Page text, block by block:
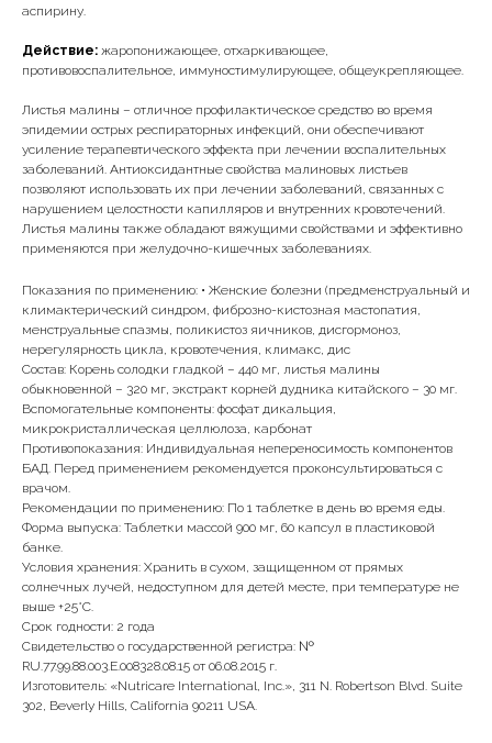
аспирину.
Действие: жаропонижающее, отхаркивающее,
противовоспалительное, иммуностимулирующее, общеукрепляющее.
Листья малины – отличное профилактическое средство во время
эпидемии острых респираторных инфекций, они обеспечивают
усиление терапевтического эффекта при лечении воспалительных
заболеваний. Антиоксидантные свойства малиновых листьев
позволяют использовать их при лечении заболеваний, связанных с
нарушением целостности капилляров и внутренних кровотечений.
Листья малины также обладают вяжущими свойствами и эффективно
применяются при желудочно-кишечных заболеваниях.
Показания по применению: • Женские болезни (предменструальный и
климактерический синдром, фиброзно-кистозная мастопатия,
менструальные спазмы, поликистоз яичников, дисгормоноз,
нерегулярность цикла, кровотечения, климакс, дис
Состав: Корень солодки гладкой – 440 мг, листья малины
обыкновенной – 320 мг, экстракт корней дудника китайского – 30 мг.
Вспомогательные компоненты: фосфат дикальция,
микрокристаллическая целлюлоза, карбонат
Противопоказания: Индивидуальная непереносимость компонентов
БАД. Перед применением рекомендуется проконсультироваться с
врачом.
Рекомендации по применению: По 1 таблетке в день во время еды.
Форма выпуска: Таблетки массой 900 мг, 60 капсул в пластиковой
банке.
Условия хранения: Хранить в сухом, защищенном от прямых
солнечных лучей, недоступном для детей месте, при температуре не
выше +25°C.
Срок годности: 2 года
Свидетельство о государственной регистра: №
RU.77.99.88.003.Е.008328.08.15 от 06.08.2015 г.
Изготовитель: «Nutricare International, Inc.», 311 N. Robertson Blvd. Suite
302, Beverly Hills, California 90211 USA.